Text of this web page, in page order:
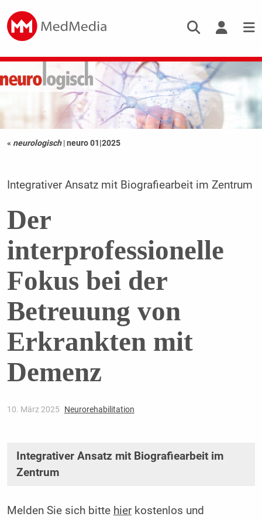
« neurologisch |neuro 01|2025
Integrativer Ansatz mit Biografiearbeit im Zentrum
Der
interprofessionelle
Fokus bei der
Betreuung von
Erkrankten mit
Demenz
10. März 2025 Neurorehabilitation
Integrativer Ansatz mit Biografiearbeit im
Zentrum
Melden Sie sich bitte hierkostenlos und